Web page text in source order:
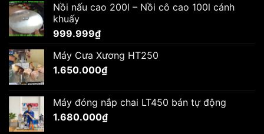
Nồi nấu cao 200l – Nồi cô cao 100l cánh
khuấy
999.999₫
Máy Cưa Xương HT250
1.650.000₫
Máy đóng nắp chai LT450 bán tự động
1.680.000₫